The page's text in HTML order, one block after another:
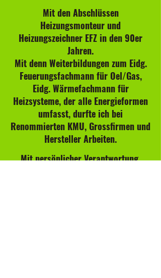
Mit den Abschlüssen
Heizungsmonteur und
Heizungszeichner EFZ in den 90er
Jahren.
Mit denn Weiterbildungen zum Eidg.
Feuerungsfachmann für Oel/Gas,
Eidg. Wärmefachmann für
Heizsysteme, der alle Energieformen
umfasst, durfte ich bei
Renommierten KMU, Grossfirmen und
Hersteller Arbeiten.
Mit persönlicher Verantwortung,